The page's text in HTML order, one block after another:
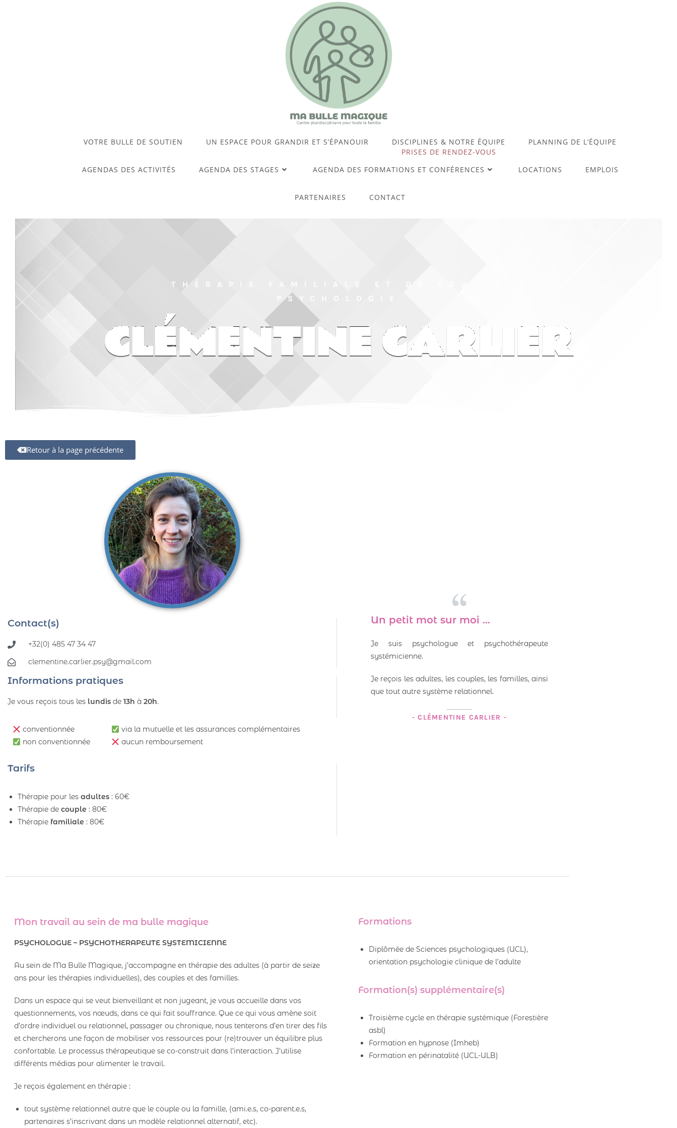
VOTRE BULLE DE SOUTIEN UN ESPACE POUR GRANDIR ET S’ÉPANOUIR
DISCIPLINES & NOTRE ÉQUIPE
PRISES DE RENDEZ-VOUS
PLANNING DE L’ÉQUIPE
AGENDAS DES ACTIVITÉS AGENDA DES STAGES AGENDA DES FORMATIONS ET CONFÉRENCES LOCATIONS EMPLOIS
PARTENAIRES CONTACT
THÉRAPIE FAMILIALE ET DE COUPLE
PSYCHOLOGIE
CLÉMENTINE CARLIER
Retour à la page précédente
Contact(s)
+32(0) 485 47 34 47
clementine.carlier.psy@gmail.com
Informations pratiques
Je vous reçois tous les lundis de 13h à 20h.
conventionnée
non conventionnée
via la mutuelle et les assurances complémentaires
aucun remboursement
Tarifs
Thérapie pour les adultes : 60€
Thérapie de couple : 80€
Thérapie familiale : 80€
Un petit mot sur moi ...
Je suis psychologue et psychothérapeute
systémicienne.
Je reçois les adultes, les couples, les familles, ainsi
que tout autre système relationnel.
- CLÉMENTINE CARLIER -
Mon travail au sein de ma bulle magique
PSYCHOLOGUE – PSYCHOTHERAPEUTE SYSTEMICIENNE
Au sein de Ma Bulle Magique, j’accompagne en thérapie des adultes (à partir de seize
ans pour les thérapies individuelles), des couples et des familles.
Dans un espace qui se veut bienveillant et non jugeant, je vous accueille dans vos
questionnements, vos nœuds, dans ce qui fait souffrance. Que ce qui vous amène soit
d’ordre individuel ou relationnel, passager ou chronique, nous tenterons d’en tirer des fils
et chercherons une façon de mobiliser vos ressources pour (re)trouver un équilibre plus
confortable. Le processus thérapeutique se co-construit dans l’interaction. J’utilise
différents médias pour alimenter le travail.
Je reçois également en thérapie :
tout système relationnel autre que le couple ou la famille, (ami.e.s, co-parent.e.s,
partenaires s’inscrivant dans un modèle relationnel alternatif, etc).
Formations
Diplômée de Sciences psychologiques (UCL),
orientation psychologie clinique de l’adulte
Formation(s) supplémentaire(s)
Troisième cycle en thérapie systémique (Forestière
asbl)
Formation en hypnose (Imheb)
Formation en périnatalité (UCL-ULB)